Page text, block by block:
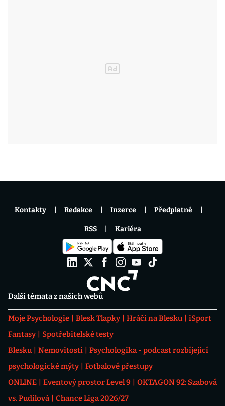
Další témata z našich webů
Moje Psychologie Blesk Tlapky Hráči na Blesku
iSport
Fantasy
Spotřebitelské testy
Blesku
Nemovitosti
Psychologika - podcast rozbíjející
psychologické mýty
Fotbalové přestupy
ONLINE
Eventový prostor Level 9
OKTAGON 92: Szabová
vs. Pudilová
Chance Liga 2026/27
Kontakty Redakce Inzerce Předplatné
RSS Kariéra